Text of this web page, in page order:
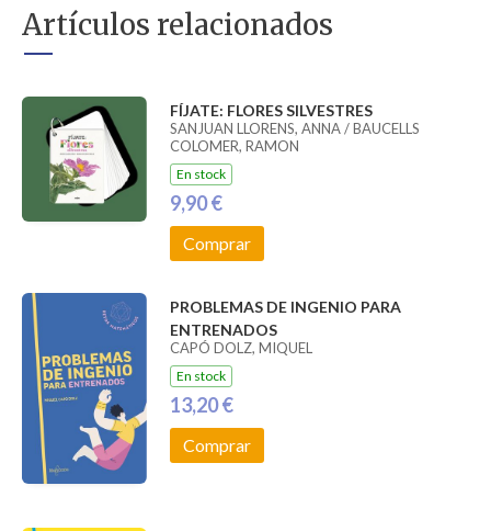
Artículos relacionados
FÍJATE: FLORES SILVESTRES
SANJUAN LLORENS, ANNA / BAUCELLS
COLOMER, RAMON
En stock
9,90 €
Comprar
PROBLEMAS DE INGENIO PARA
ENTRENADOS
CAPÓ DOLZ, MIQUEL
En stock
13,20 €
Comprar